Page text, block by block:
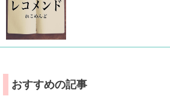
おすすめの記事